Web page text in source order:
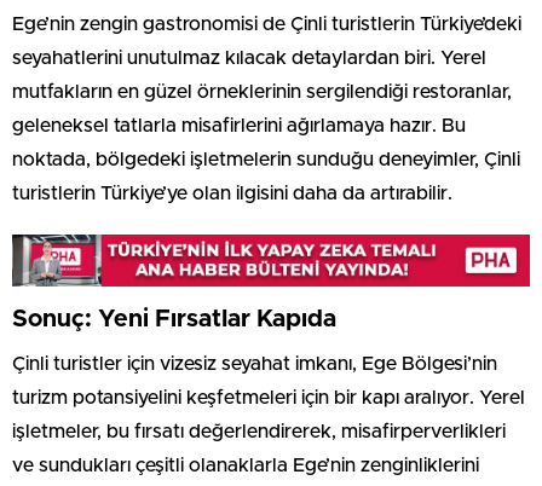
Ege’nin zengin gastronomisi de Çinli turistlerin Türkiye’deki
seyahatlerini unutulmaz kılacak detaylardan biri. Yerel
mutfakların en güzel örneklerinin sergilendiği restoranlar,
geleneksel tatlarla misafirlerini ağırlamaya hazır. Bu
noktada, bölgedeki işletmelerin sunduğu deneyimler, Çinli
turistlerin Türkiye’ye olan ilgisini daha da artırabilir.
Sonuç: Yeni Fırsatlar Kapıda
Çinli turistler için vizesiz seyahat imkanı, Ege Bölgesi’nin
turizm potansiyelini keşfetmeleri için bir kapı aralıyor. Yerel
işletmeler, bu fırsatı değerlendirerek, misafirperverlikleri
ve sundukları çeşitli olanaklarla Ege’nin zenginliklerini